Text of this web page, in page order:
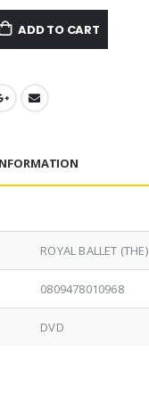
ADD TO CART
ROYAL BALLET (THE)
0809478010968
DVD